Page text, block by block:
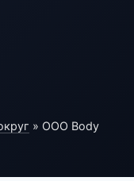
» ООО Body